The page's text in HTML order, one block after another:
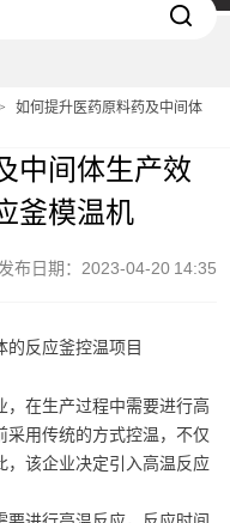
如何提升医药原料药及中间体
中间体生产效
釜模温机
发布日期：2023-04-20 14:35
的反应釜控温项目
，在生产过程中需要进行高
采用传统的方式控温，不仅
，该企业决定引入高温反应